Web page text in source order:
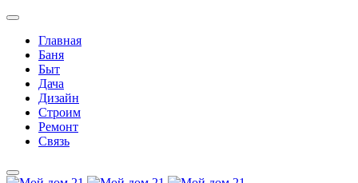
Главная
Баня
Быт
Дача
Дизайн
Строим
Ремонт
Связь